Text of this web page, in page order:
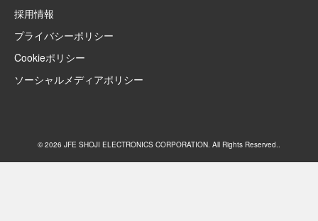
採用情報
プライバシーポリシー
Cookieポリシー
ソーシャルメディアポリシー
© 2026 JFE SHOJI ELECTRONICS CORPORATION. All Rights Reserved..